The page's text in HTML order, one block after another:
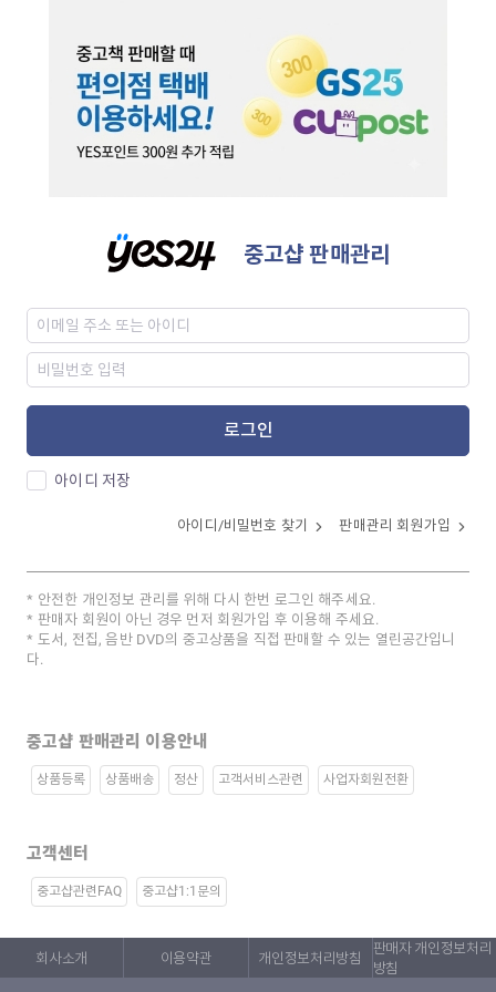
중고샵 판매관리
로그인
아이디 저장
아이디/비밀번호 찾기 판매관리 회원가입
안전한 개인정보 관리를 위해 다시 한번 로그인 해주세요.
판매자 회원이 아닌 경우 먼저 회원가입 후 이용해 주세요.
도서, 전집, 음반 DVD의 중고상품을 직접 판매할 수 있는 열린공간입니
다.
중고샵 판매관리 이용안내
상품등록 상품배송 정산 고객서비스관련 사업자회원전환
고객센터
중고샵관련FAQ 중고샵1:1문의
회사소개 이용약관 개인정보처리방침
판매자 개인정보처리
방침